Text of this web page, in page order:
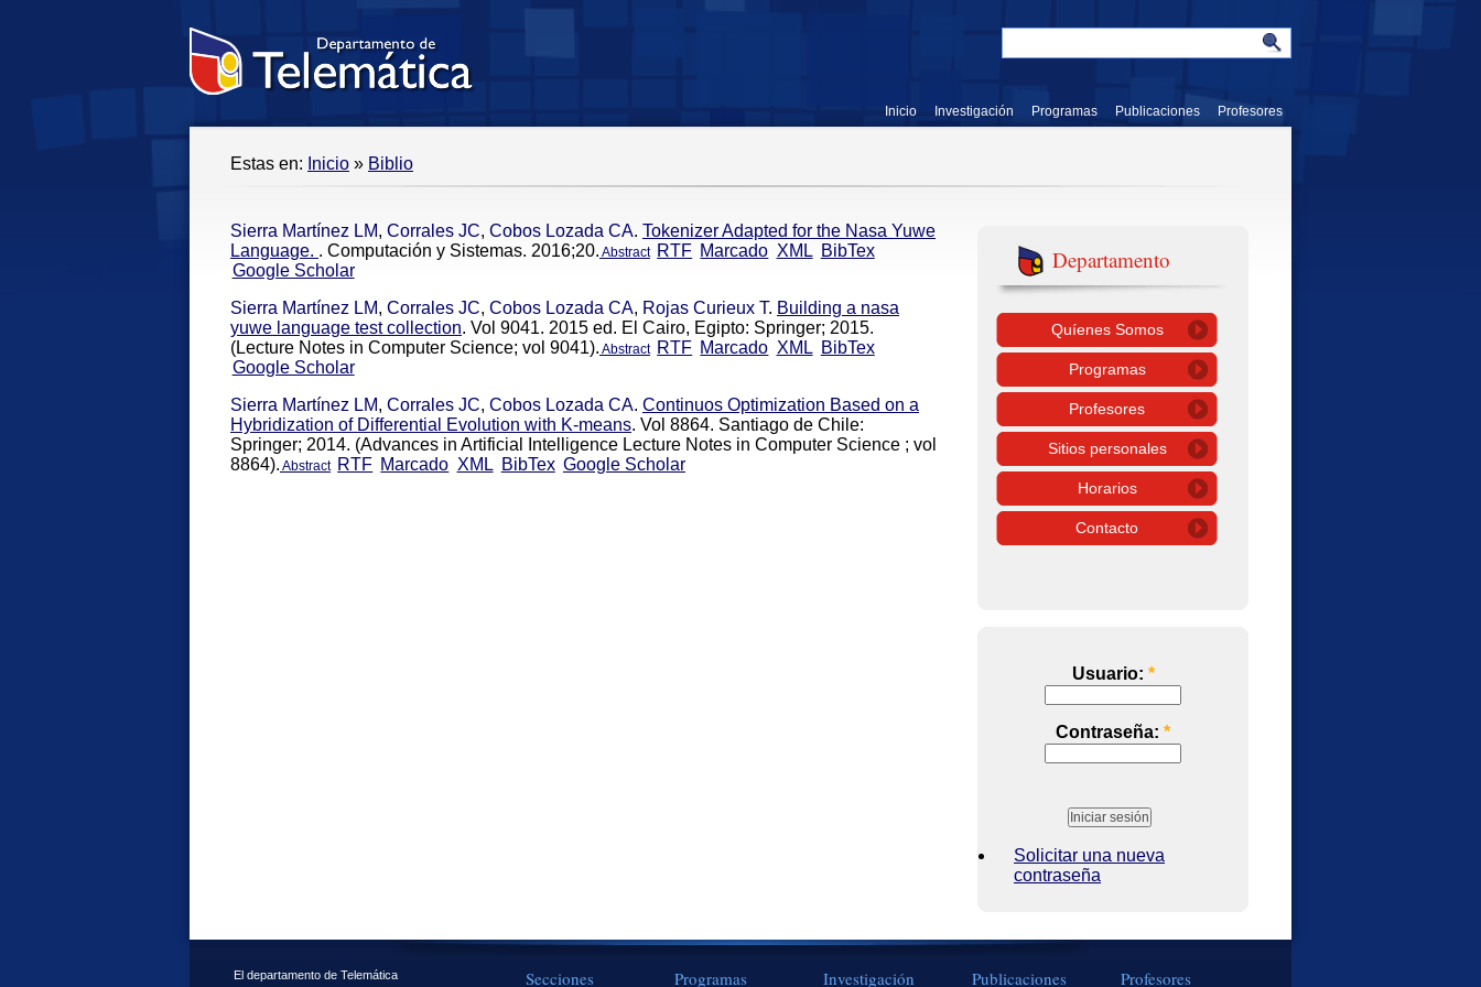
Inicio Investigación Programas Publicaciones Profesores
Estas en: Inicio » Biblio
Sierra Martínez LM, Corrales JC, Cobos Lozada CA. Tokenizer Adapted for the Nasa Yuwe
Language. . Computación y Sistemas. 2016;20. Abstract RTF Marcado XML BibTex
Google Scholar
Sierra Martínez LM, Corrales JC, Cobos Lozada CA, Rojas Curieux T. Building a nasa
yuwe language test collection. Vol 9041. 2015 ed. El Cairo, Egipto: Springer; 2015.
(Lecture Notes in Computer Science; vol 9041). Abstract RTF Marcado XML BibTex
Google Scholar
Sierra Martínez LM, Corrales JC, Cobos Lozada CA. Continuos Optimization Based on a
Hybridization of Differential Evolution with K-means. Vol 8864. Santiago de Chile:
Springer; 2014. (Advances in Artificial Intelligence Lecture Notes in Computer Science ; vol
8864). Abstract RTF Marcado XML BibTex Google Scholar
Departamento
Quíenes Somos
Programas
Profesores
Sitios personales
Horarios
Contacto
Usuario: *
Contraseña: *
Solicitar una nueva
contraseña
El departamento de Telemática
Secciones Programas Investigación Publicaciones Profesores